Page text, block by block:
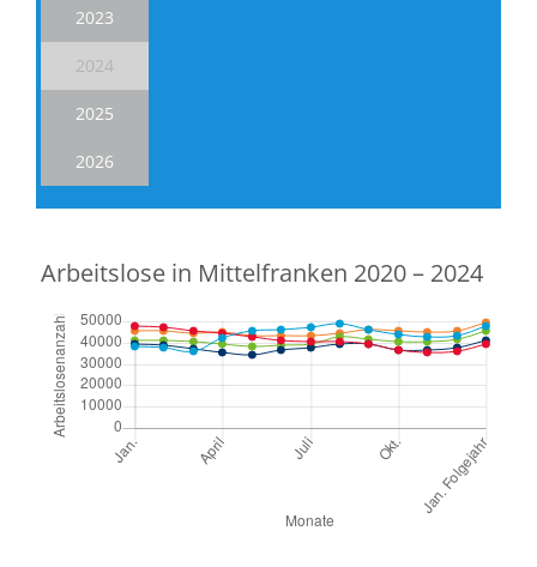
2023
2024
2025
2026
Arbeitslose in Mittelfranken 2020 – 2024